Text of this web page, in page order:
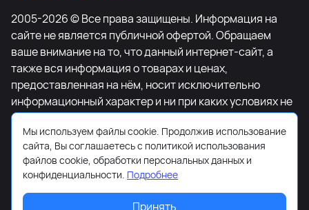
2005-2026 © Все права защищены. Информация на
сайте не является публичной офертой. Обращаем
ваше внимание на то, что данный интернет-сайт, а
также вся информация о товарах и ценах,
предоставленная на нём, носит исключительно
информационный характер и ни при каких условиях не
является публичной офертой, определяемой
положениями Статьи 437 Гражданского кодекса
Российской Федерации. Для получения подробной
информации о наличии и стоимости указанных
товаров и (или) услуг, пожалуйста, обращайтесь к
менеджеру сайта с помощью специальной формы
Мы используем файлы cookie. Продолжив использование
сайта, Вы соглашаетесь с политикой использования
файлов cookie, обработки персональных данных и
конфиденциальности. Подробнее
Принять